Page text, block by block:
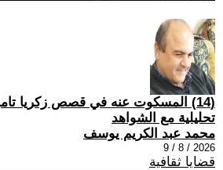
(14) المسكوت عنه في قصص زكريا
تحليلية مع الشواهد
محمد عبد الكريم يوسف
2026 / 8 / 9
قضايا ثقافية